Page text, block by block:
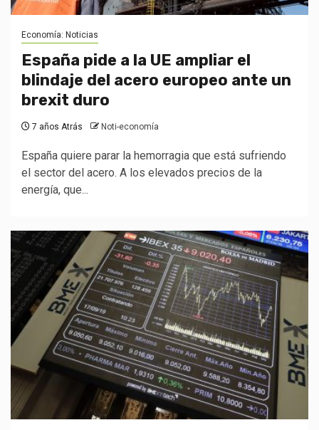
Economía: Noticias
España pide a la UE ampliar el
blindaje del acero europeo ante un
brexit duro
7 años Atrás Noti-economía
España quiere parar la hemorragia que está sufriendo
el sector del acero. A los elevados precios de la
energía, que...